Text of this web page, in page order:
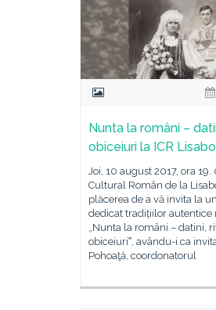
Nunta la români –
obiceiuri la ICR
Joi, 10 august 2017, ora
Cultural Român de la
plăcerea de a vă invita la
dedicat tradițiilor autentice
„Nunta la români – datini,
obiceiuri‟, avându-i ca
Pohoaţă, coordonatorul